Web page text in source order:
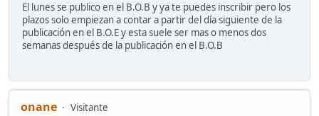
El lunes se publico en el B.O.B y ya te puedes inscribir pero los
plazos solo empiezan a contar a partir del día siguiente de la
publicación en el B.O.E y esta suele ser mas o menos dos
semanas después de la publicación en el B.O.B
onane
Visitante